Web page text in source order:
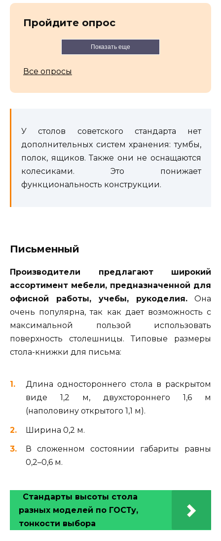
Пройдите опрос
Показать еще
Все опросы
У столов советского стандарта нет
дополнительных систем хранения: тумбы,
полок, ящиков. Также они не оснащаются
колесиками. Это понижает
функциональность конструкции.
Письменный
Производители предлагают широкий
ассортимент мебели, предназначенной для
офисной работы, учебы, рукоделия. Она
очень популярна, так как дает возможность с
максимальной пользой использовать
поверхность столешницы. Типовые размеры
стола-книжки для письма:
Длина одностороннего стола в раскрытом
виде 1,2 м, двухстороннего 1,6 м
(наполовину открытого 1,1 м).
Ширина 0,2 м.
В сложенном состоянии габариты равны
0,2–0,6 м.
Стандарты высоты стола
разных моделей по ГОСТу,
тонкости выбора